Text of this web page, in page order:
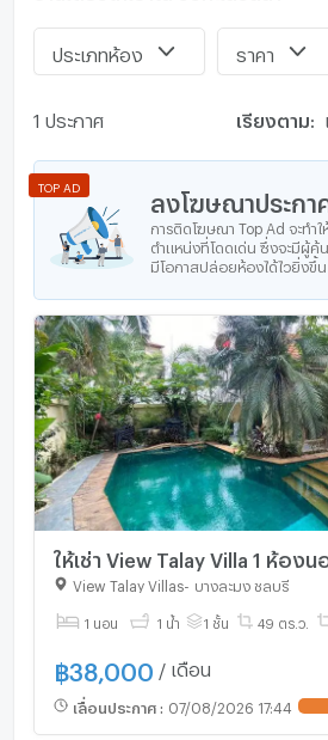
ประเภทห้อง ราคา
1 ประกาศ เรียงตาม:
ลงโฆษณาประกา
การติดโฆษณา Top Ad จะทำ
ตำแหน่งที่โดดเด่น ซึ่งจะมีผู้ค้
มีโอกาสปล่อยห้องได้ไวยิ่งขึ้น
TOP AD
ให้เช่า View
View Talay Villas- บางละมุง ชลบุรี
1 นอน 1 น้ำ 1 ชั้น 49 ตร.ว.
฿38,000 / เดือน
เลื่อนประกาศ : 07/08/2026 17:44